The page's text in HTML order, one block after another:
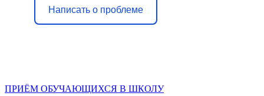
Написать о проблеме
ПРИЁМ ОБУЧАЮЩИХСЯ В ШКОЛУ